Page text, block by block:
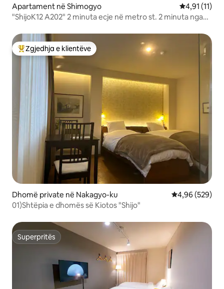
Apartament në Shimogyo Vlerësimi
4,91 (11)
"ShijoK12 A202" 2 minuta ecje në metro st. 2 minuta nga
Departamentit Daimaru
Më të mirat e zgjedhjeve të klientëve
Zgjedhja e klientëve
Dhomë private në Nakagyo-ku Vlerësimi
4,96 (529)
01)Shtëpia e dhomës së Kiotos "Shijo"
Superpritës
Superpritës